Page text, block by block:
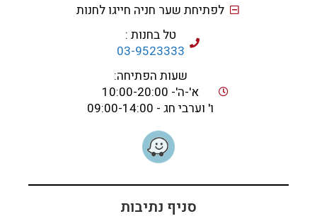
לפתיחת שער חניה חייגו לחנות
טל בחנות :
03-9523333
שעות הפתיחה:
א'-ה'- 10:00-20:00
ו' וערבי חג - 09:00-14:00
סניף נתיבות